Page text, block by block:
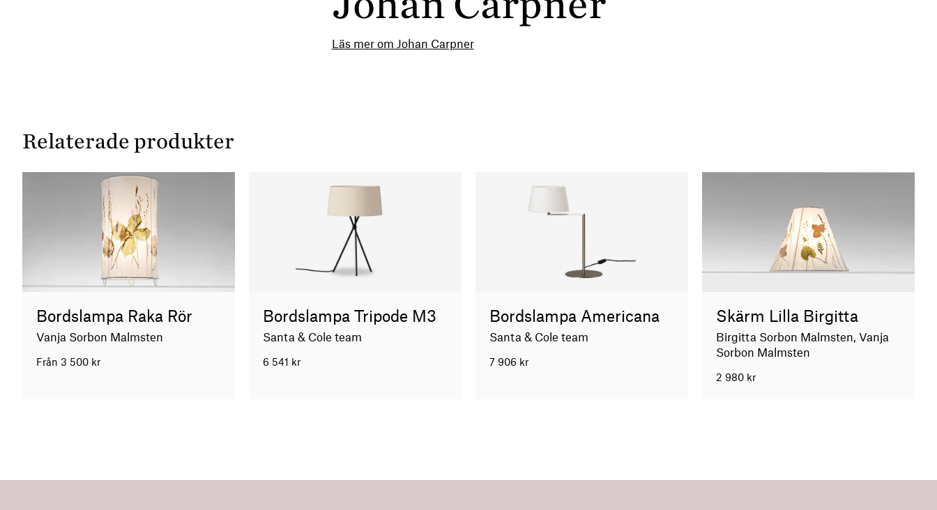
Läs mer om Johan Carpner
Relaterade produkter
Bordslampa Raka Rör
Vanja Sorbon Malmsten
Från 3 500 kr
Bordslampa Tripode M3
Santa & Cole team
6 541 kr
Bordslampa Americana
Santa & Cole team
7 906 kr
Skärm Lilla Birgitta
Birgitta Sorbon Malmsten, Vanja
Sorbon Malmsten
2 980 kr